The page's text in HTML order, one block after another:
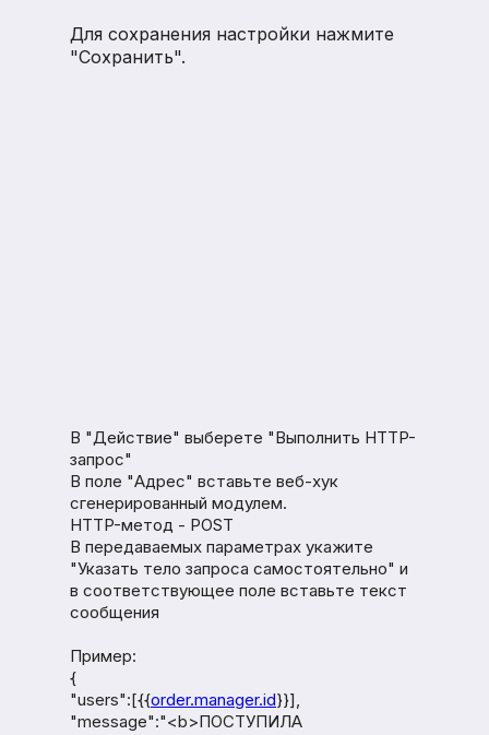
Для сохранения настройки нажмите
"Сохранить".
В "Действие" выберете "Выполнить HTTP-
запрос"
В поле "Адрес" вставьте веб-хук
сгенерированный модулем.
HTTP-метод - POST
В передаваемых параметрах укажите
"Указать тело запроса самостоятельно" и
в соответствующее поле вставьте текст
сообщения
Пример:
{
"users":[{{order.manager.id}}],
"message":"<b>ПОСТУПИЛА